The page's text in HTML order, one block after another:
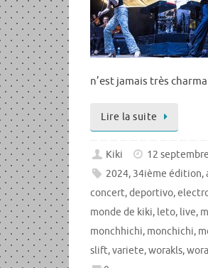
n’est jamais très
Lire la suite
Kiki 12
2024, 34ième édition,
concert,deportivo,
monde de kiki, leto, live,
monchhichi, monchichi,
slift,variete,worakls,